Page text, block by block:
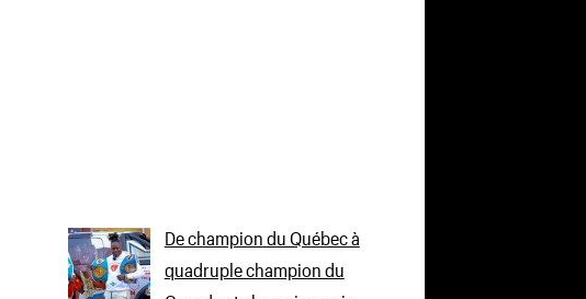
De champion du Québec à
quadruple champion du